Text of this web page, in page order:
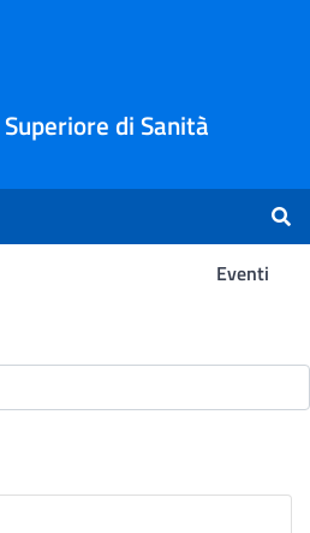
di Sanità
Eventi
Ricerca -